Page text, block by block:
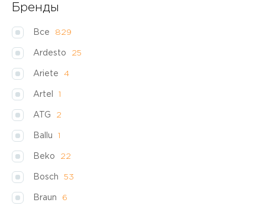
Бренды
Все 829
Ardesto 25
Ariete 4
Artel 1
ATG 2
Ballu 1
Beko 22
Bosch 53
Braun 6